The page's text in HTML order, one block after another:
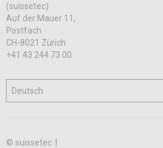
(suissetec)
Auf der Mauer 11,
Postfach
CH-8021 Zürich
+41 43 244 73 00
© suissetec |